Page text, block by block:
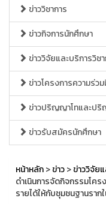
ข่าววิชาการ
ข่าวกิจการนักศึกษา
ข่าววิจัยและบริการวิช
ข่าวโครงการความร่
ข่าวปริญญาโทและป
ข่าวรับสมัครนักศึกษา
หน้าหลัก>ข่าว>ข่าววิจัย
ดำเนินการจัดกิจกรรมโค
รายได้ให้กับชุมชนฐานรา